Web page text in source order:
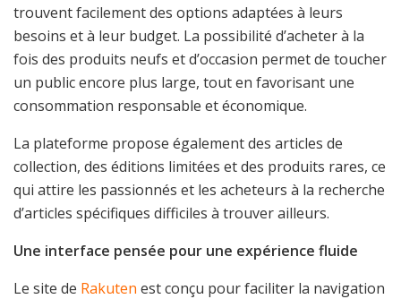
trouvent facilement des options adaptées à leurs
besoins et à leur budget. La possibilité d’acheter à la
fois des produits neufs et d’occasion permet de toucher
un public encore plus large, tout en favorisant une
consommation responsable et économique.
La plateforme propose également des articles de
collection, des éditions limitées et des produits rares, ce
qui attire les passionnés et les acheteurs à la recherche
d’articles spécifiques difficiles à trouver ailleurs.
Une interface pensée pour une expérience fluide
Le site de Rakuten est conçu pour faciliter la navigation